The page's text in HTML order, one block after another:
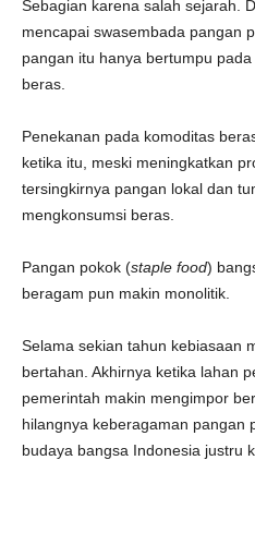
Sebagian karena salah sejarah.
mencapai swasembada pangan
pangan itu hanya bertumpu
beras.
Penekanan pada komoditas
ketika itu, meski meningkatkan
tersingkirnya pangan lokal dan
mengkonsumsi beras.
Pangan pokok (staple food)
beragam pun makin monolitik.
Selama sekian tahun kebiasaan
bertahan. Akhirnya ketika lahan
pemerintah makin mengimpor
hilangnya keberagaman pangan
budaya bangsa Indonesia justru